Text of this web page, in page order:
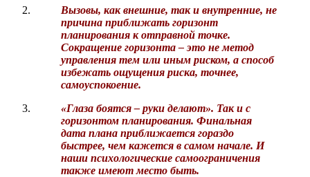
Вызовы, как внешние, так и внутренние, не
причина приближать горизонт
планирования к отправной точке.
Сокращение горизонта – это не метод
управления тем или иным риском, а способ
избежать ощущения риска, точнее,
самоуспокоение.
«Глаза боятся – руки делают». Так и с
горизонтом планирования. Финальная
дата плана приближается гораздо
быстрее, чем кажется в самом начале. И
наши психологические самоограничения
также имеют место быть.